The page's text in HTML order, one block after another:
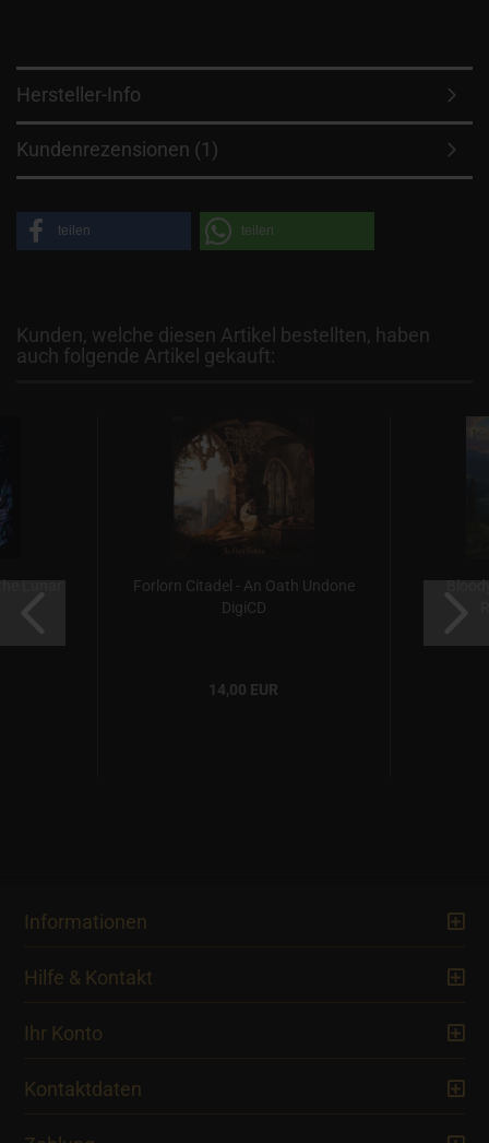
Hersteller-Info
Kundenrezensionen (1)
teilen teilen
Kunden, welche diesen Artikel bestellten, haben
auch folgende Artikel gekauft:
Lunar
Forlorn Citadel - An Oath Undone
DigiCD
14,00 EUR
Informationen
Hilfe & Kontakt
Ihr Konto
Kontaktdaten